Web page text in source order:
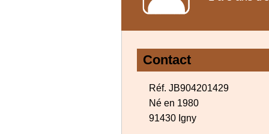
Contact
Réf. JB904201429
Né en 1980
91430 Igny